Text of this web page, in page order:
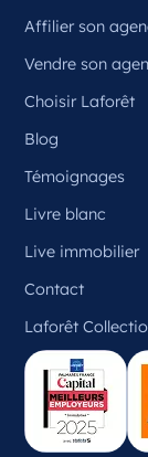
Affilier son
Vendre son
Choisir Laforêt
Blog
Témoignages
Livre blanc
Live immobilier
Contact
Laforêt